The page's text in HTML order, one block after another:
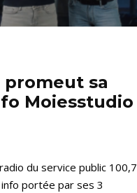
promeut sa
Moiesstudio
du service public 100,7
portée par ses 3